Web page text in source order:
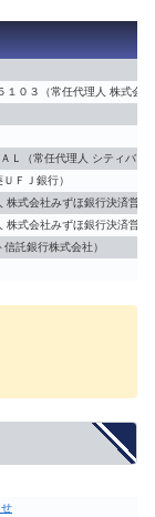
０３（常任代理人 株式会
Ｌ（常任代理人 シティバン
ＦＪ銀行）
株式会社みずほ銀行決済営業
株式会社みずほ銀行決済営業
託銀行株式会社）